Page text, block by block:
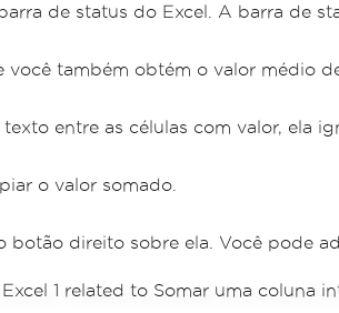
de status do Excel. A barra de
também obtém o valor médio
entre as células com valor, ela
o valor somado.
direito sobre ela. Você pode